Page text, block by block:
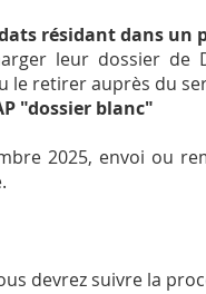
résidant dans un
leur dossier de
le retirer auprès du
"dossier blanc"
2025, envoi ou
devrez suivre la